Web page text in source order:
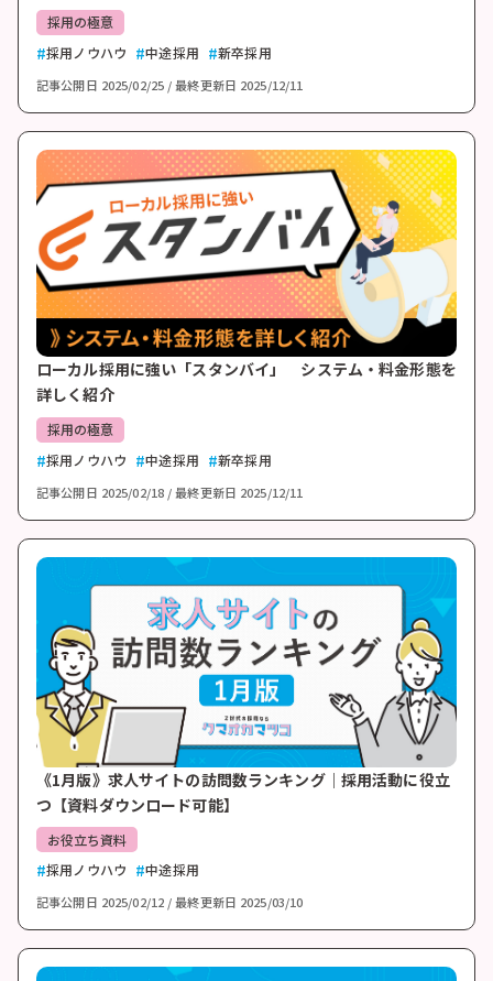
採用の極意
採用ノウハウ
中途採用 新卒採用
記事公開日 2025/02/25 最終更新日 2025/12/11
ローカル採用に強い「スタンバイ」 システム・料金形態を
詳しく紹介
採用の極意
採用ノウハウ
中途採用 新卒採用
記事公開日 2025/02/18 最終更新日 2025/12/11
《1月版》求人サイトの訪問数ランキング｜採用活動に役立
つ【資料ダウンロード可能】
お役立ち資料
採用ノウハウ
中途採用
記事公開日 2025/02/12 最終更新日 2025/03/10